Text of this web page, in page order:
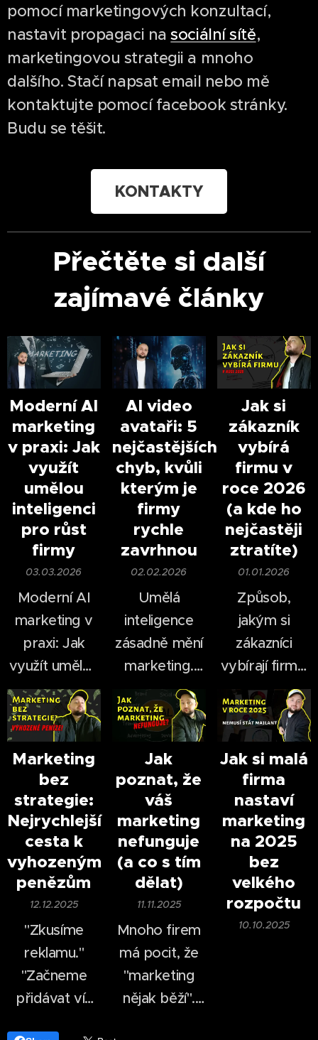
pomocí marketingových konzultací,
nastavit propagaci nasociální sítě,
marketingovou strategii a mnoho
dalšího. Stačí napsat email nebo mě
kontaktujte pomocí facebook stránky.
Budu se těšit.
KONTAKTY
Přečtěte si další
zajímavé články
Moderní AI
marketing
v praxi: Jak
využít
umělou
inteligenci
pro růst
firmy
03.03.2026
Moderní AI
marketing v
praxi: Jak
využít umělou
inteligenci pro
růst firmy.
AI video
avataři: 5
nejčastějších
chyb, kvůli
kterým je
firmy
rychle
zavrhnou
02.02.2026
Umělá
inteligence
zásadně mění
marketing.
Ještě před
pár lety bylo
natáčení videí
časově i
finančně
náročné —
dnes dokáže
firma vytvořit
profesionálně
vypadající
desítek minut.
Jak si
zákazník
vybírá
firmu v
roce 2026
(a kde ho
nejčastěji
ztratíte)
01.01.2026
Způsob,
jakým si
zákazníci
vybírají firmy,
se za poslední
roky
dramaticky
změnil.
V roce 2026
užnestačí mít
web, logo a
pár příspěvků
sociálních
sítích.
Marketing
bez
strategie:
Nejrychlejší
cesta k
vyhozeným
penězům
12.12.2025
"Zkusíme
reklamu."
"Začneme
přidávat víc
Jak
poznat, že
váš
marketing
nefunguje
(a co s tím
dělat)
11.11.2025
Mnoho firem
má pocit, že
"marketing
nějak běží".
Jak si malá
firma
nastaví
marketing
na 2025
bez
velkého
rozpočtu
10.10.2025